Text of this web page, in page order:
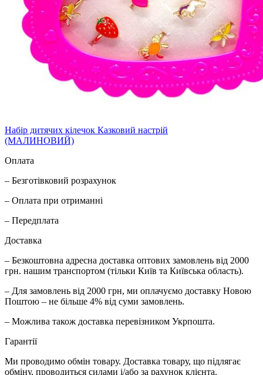
Набір дитячих кілечок Казковий настрій
(МАЛИНОВИЙ)
Оплата
– Безготівковий розрахунок
– Оплата при отриманні
– Передплата
Доставка
– Безкоштовна адресна доставка оптових замовлень від 2000
грн. нашим транспортом (тільки Київ та Київська область).
– Для замовлень від 2000 грн, ми оплачуємо доставку Новою
Поштою – не більше 4% від суми замовлень.
– Можлива також доставка перевізником Укрпошта.
Гарантії
Ми проводимо обмін товару. Доставка товару, що підлягає
обміну, проводиться силами і/або за рахунок клієнта.